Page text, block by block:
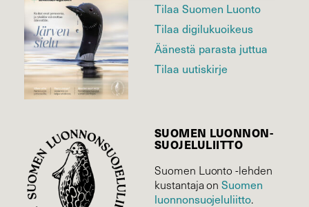
Tilaa Suomen Luonto
Tilaa digilukuoikeus
Äänestä parasta juttua
Tilaa uutiskirje
SUOMEN LUONNON­
SUOJELU­LIITTO
Suomen Luonto -lehden
kustantaja onSuomen
luonnonsuojelu­liitto.